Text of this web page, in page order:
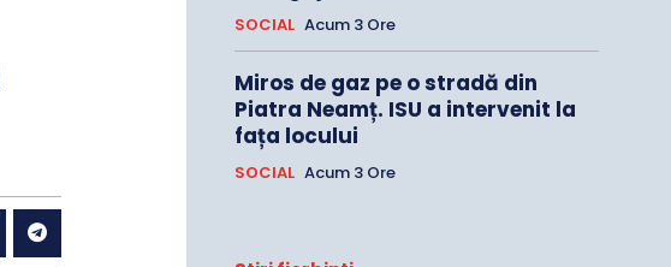
SOCIAL Acum 3 Ore
Miros de gaz pe o stradă din
Piatra Neamț. ISU a intervenit la
fața locului
SOCIAL Acum 3 Ore